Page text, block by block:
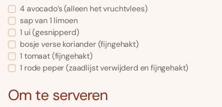
4 avocado’s(alleen het vruchtvlees)
sap van 1 limoen
1 ui(gesnipperd)
bosje verse koriander(fijngehakt)
1 tomaat(fijngehakt)
1 rode peper(zaadlijst verwijderd en fijngehakt)
Om te serveren